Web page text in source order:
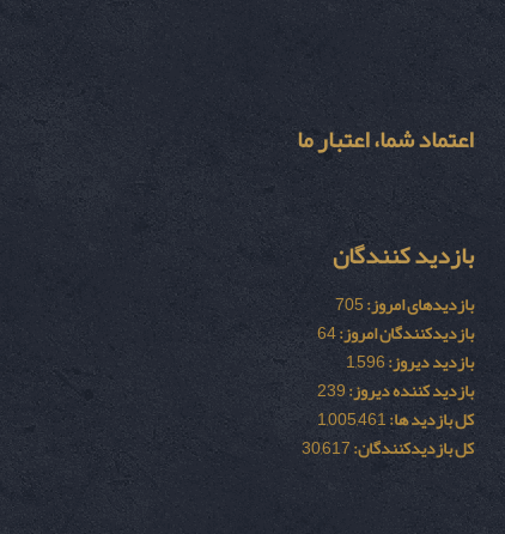
اعتماد شما، اعتبار ما
بازدید کنندگان
بازدیدهای امروز:705
بازدیدکنندگان امروز:64
بازدید دیروز:1,596
بازدید کننده دیروز:239
کل بازدید ها:1,005,461
کل بازدیدکنند‌گان:30,617